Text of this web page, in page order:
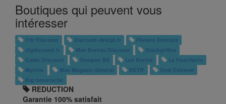
Boutiques qui peuvent vous
intéresser
Chr Discount Discount-design.fr
Planete Destock
Jlgdiscount.fr
Mon Bureau Discount
Stockgriffes
Cable Discount
Groupon BE Les Barrés
La Fourchette
Myefox
Mon Magasin Général RETIF
Deal Extreme
Big moustache
REDUCTION
Garantie 100% satisfait